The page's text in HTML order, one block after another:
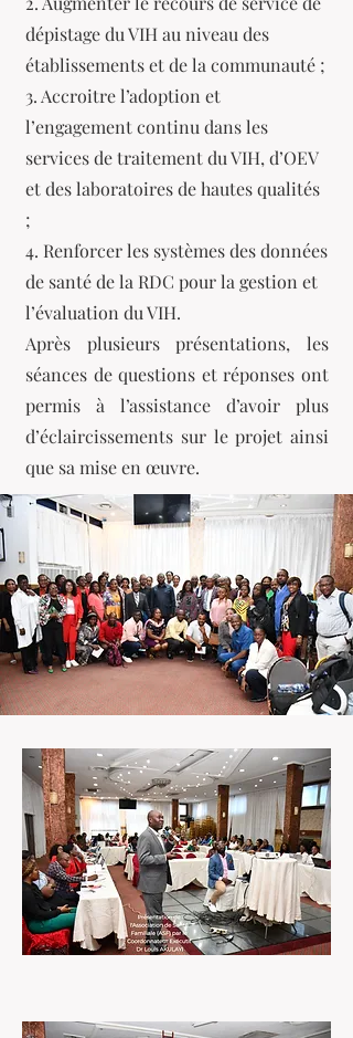
dépistage du VIH au niveau des
établissements et de la communauté ;
3. Accroitre l’adoption et
l’engagement continu dans les
services de traitement du VIH, d’OEV
et des laboratoires de hautes qualités
;
4. Renforcer les systèmes des données
de santé de la RDC pour la gestion et
l’évaluation du VIH.
Après plusieurs présentations, les
séances de questions et réponses ont
permis à l’assistance d’avoir plus
d’éclaircissements sur le projet ainsi
que sa mise en œuvre.